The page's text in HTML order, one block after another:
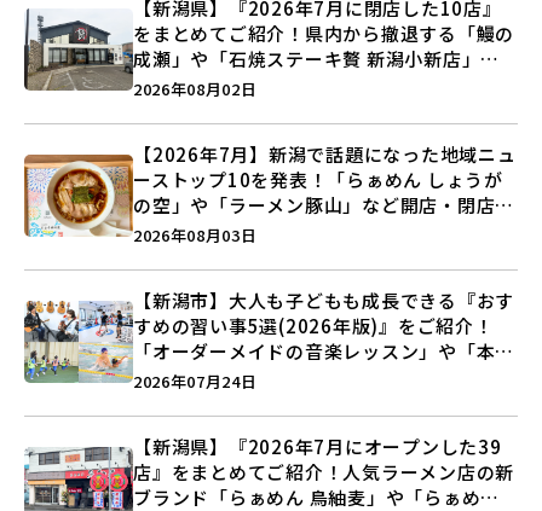
【新潟県】『2026年7月に閉店した10店』
をまとめてご紹介！県内から撤退する「鰻の
成瀬」や「石焼ステーキ贅 新潟小新店」が
営業に幕…。
2026年08月02日
【2026年7月】新潟で話題になった地域ニュ
ーストップ10を発表！「らぁめん しょうが
の空」や「ラーメン豚山」など開店・閉店の
注目記事をランキングでご紹介♪
2026年08月03日
【新潟市】大人も子どもも成長できる『おす
すめの習い事5選(2026年版)』をご紹介！
「オーダーメイドの音楽レッスン」や「本格
キックボクシング」で新しい自分を見つけよ
2026年07月24日
【新潟県】『2026年7月にオープンした39
店』をまとめてご紹介！人気ラーメン店の新
ブランド「らぁめん 鳥紬麦」や「らぁめん